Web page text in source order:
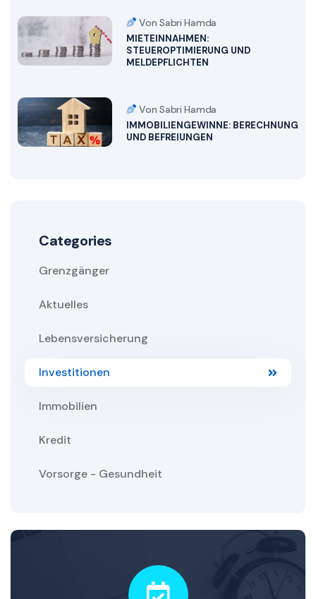
Von Sabri Hamda
MIETEINNAHMEN:
STEUEROPTIMIERUNG UND
MELDEPFLICHTEN
Von Sabri Hamda
IMMOBILIENGEWINNE: BERECHNUNG
UND BEFREIUNGEN
Categories
Grenzgänger
Aktuelles
Lebensversicherung
Investitionen
Immobilien
Kredit
Vorsorge - Gesundheit